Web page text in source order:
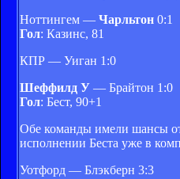
Ноттингем — Чарльтон 0:1
Гол: Казинс, 81
КПР — Уиган 1:0
Шеффилд У — Брайтон 1:0
Гол: Бест, 90+1
Обе команды имели шансы
исполнении Беста уже в
Уотфорд — Блэкберн 3:3